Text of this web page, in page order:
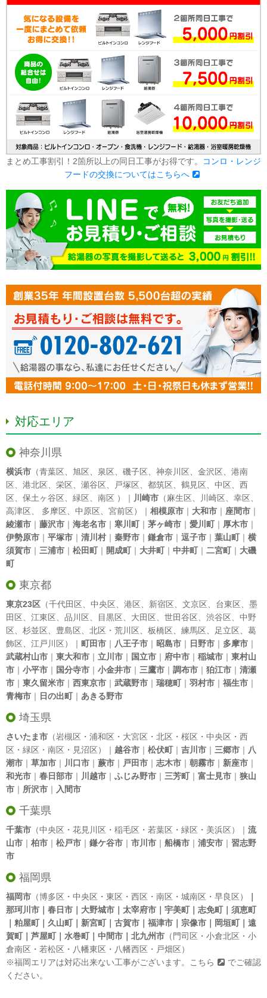
まとめ工事割引！2箇所以上の同日工事がお得です。
コンロ・レンジ
フードの交換についてはこちらへ
対応エリア
神奈川県
横浜市 （青葉区 旭区 泉区 磯子区 神奈川区 金沢区
港南
区
港北区 栄区 瀬谷区 戸塚区 都筑区 鶴見区 中区
西
区
保土ヶ谷区 緑区 南区 ）｜ 川崎市 （麻生区 川崎区 幸区
高津区
多摩区 中原区 宮前区）｜ 相模原市 ｜ 大和市 ｜ 座間市 ｜
綾瀬市 ｜ 藤沢市 ｜ 海老名市 ｜ 寒川町｜ 茅ヶ崎市 ｜ 愛川町｜ 厚木市 ｜
伊勢原市 ｜ 平塚市 ｜ 清川村｜ 秦野市 ｜ 鎌倉市 ｜ 逗子市 ｜ 葉山町｜ 横
須賀市 ｜ 三浦市 ｜ 松田町｜ 開成町｜ 大井町｜ 中井町｜ 二宮町｜ 大磯
町
東京都
東京23区 （千代田区 中央区 港区 新宿区 文京区 台東区
墨
田区
江東区 品川区 目黒区 大田区 世田谷区 渋谷区
中野
区
杉並区 豊島区 北区 ・ 荒川区 板橋区 練馬区 足立区
葛
飾区
江戸川区）｜ 町田市 ｜ 八王子市 ｜ 昭島市 ｜ 日野市 ｜ 多摩市 ｜
武蔵村山市 ｜ 東大和市 ｜ 立川市 ｜ 国立市 ｜ 府中市 ｜ 稲城市 ｜ 東村山
市 ｜ 小平市 ｜ 国分寺市 ｜ 小金井市 ｜ 三鷹市 ｜ 調布市 ｜ 狛江市 ｜ 清瀬
市 ｜ 東久留米市 ｜ 西東京市 ｜ 武蔵野市 ｜ 瑞穂町｜ 羽村市 ｜ 福生市 ｜
青梅市 ｜ 日の出町｜ あきる野市
埼玉県
さいたま市 （岩槻区・浦和区・大宮区・北区・桜区・中央区・西
区・緑区・南区・見沼区）｜ 越谷市 ｜ 松伏町｜ 吉川市 ｜ 三郷市 ｜ 八
潮市 ｜ 草加市 ｜ 川口市 ｜ 蕨市 ｜ 戸田市 ｜ 志木市 ｜ 朝霧市 ｜ 新座市 ｜
和光市 ｜ 春日部市 ｜ 川越市 ｜ ふじみ野市 ｜ 三芳町｜ 富士見市 ｜ 狭山
市 ｜ 所沢市 ｜ 入間市
千葉県
千葉市 （中央区・花見川区・稲毛区・若葉区・緑区・美浜区）｜ 流
山市 ｜ 柏市 ｜ 松戸市 ｜ 鎌ケ谷市 ｜ 市川市 ｜ 船橋市 ｜ 浦安市 ｜ 習志野
市
福岡県
福岡市 （博多区・中央区・東区・西区・南区・城南区・早良区）
那珂川市｜春日市｜大野城市｜太宰府市｜宇美町｜志免町｜須恵町
｜粕屋町｜久山町｜新宮町｜古賀市｜福津市｜宗像市｜岡垣町｜遠
賀町｜芦屋町｜水巻町｜中間市｜北九州市 （門司区・小倉北区・小
倉南区・若松区・八幡東区・八幡西区・戸畑区）
※福岡エリアは対応出来ない工事がございます。
こちら
でご確認
ください。